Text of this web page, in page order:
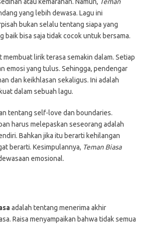
yang lebih dewasa. Lagu ini
bukan selalu tentang siapa yang
baik bisa saja tidak cocok untuk bersama.
membuat lirik terasa semakin dalam. Setiap
emosi yang tulus. Sehingga, pendengar
dan keikhlasan sekaligus. Ini adalah
dalam sebuah lagu.
tentang self-love dan boundaries.
harus melepaskan seseorang adalah
Bahkan jika itu berarti kehilangan
berarti. Kesimpulannya, Teman Biasa
emosional.
adalah tentang menerima akhir
Raisa menyampaikan bahwa tidak semua